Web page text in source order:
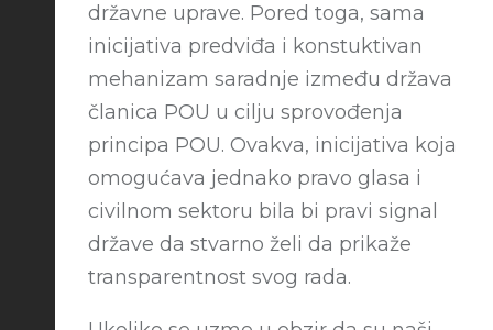
državne uprave. Pored toga, sama
inicijativa predviđa i konstuktivan
mehanizam saradnje između država
članica POU u cilju sprovođenja
principa POU. Ovakva, inicijativa koja
omogućava jednako pravo glasa i
civilnom sektoru bila bi pravi signal
države da stvarno želi da prikaže
transparentnost svog rada.